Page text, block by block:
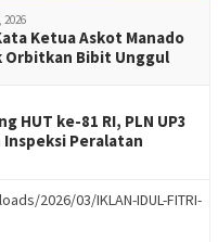
2026
Ketua Askot Manado
Orbitkan Bibit Unggul
HUT ke-81 RI, PLN UP3
Inspeksi Peralatan
2026/03/IKLAN-IDUL-FITRI-